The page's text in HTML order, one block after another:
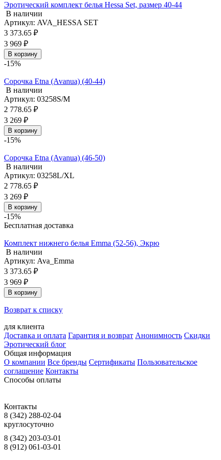
Эротический комплект белья Hessa Set, размер 40-44
В наличии
Артикул: AVA_HESSA SET
3 373.65 ₽
3 969 ₽
В корзину
-15%
Сорочка Etna (Avanua) (40-44)
В наличии
Артикул: 03258S/M
2 778.65 ₽
3 269 ₽
В корзину
-15%
Сорочка Etna (Avanua) (46-50)
В наличии
Артикул: 03258L/XL
2 778.65 ₽
3 269 ₽
В корзину
-15%
Бесплатная доставка
Комплект нижнего белья Emma (52-56), Экрю
В наличии
Артикул: Ava_Emma
3 373.65 ₽
3 969 ₽
В корзину
Возврат к списку
для клиента
Доставка и оплата Гарантия и возврат Анонимность Скидки
Эротический блог
Общая информация
О компании Все бренды Сертификаты Пользовательское
соглашение Контакты
Способы оплаты
Контакты
8 (342) 288-02-04
круглосуточно
8 (342) 203-03-01
8 (912) 061-03-01